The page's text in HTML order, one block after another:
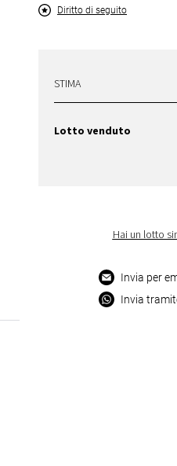
Diritto di seguito
STIMA
Lotto venduto
Hai un lotto
Invia per
Invia